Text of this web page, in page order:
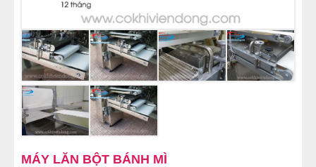
MÁY LĂN BỘT BÁNH MÌ
NỒI NẤU PHỞ TRUNG QUỐC
NỒI NẤU CÔNG NGHIỆP
THIẾT BỊ NHÀ BẾP
THIẾT BỊ KHÁC